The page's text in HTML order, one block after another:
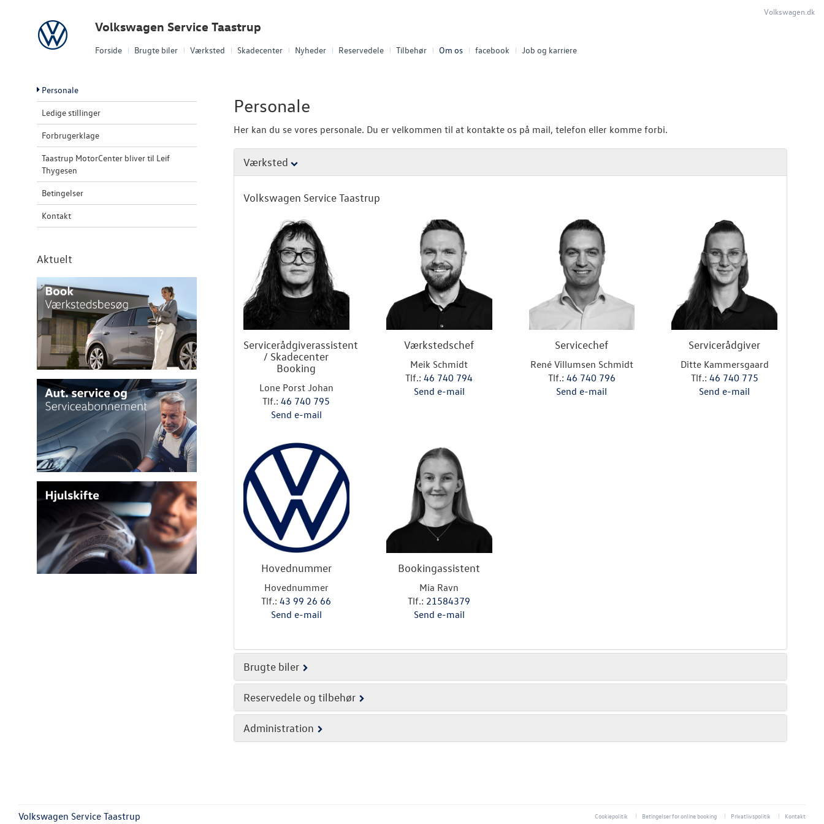
Forside Brugte biler Værksted Skadecenter Nyheder Reservedele Tilbehør Om os facebook Job og karriere
Volkswagen Volkswagen Service Taastrup
Volkswagen.dk
Personale
Ledige stillinger
Forbrugerklage
Taastrup MotorCenter bliver til Leif
Thygesen
Betingelser
Kontakt
Aktuelt
Personale
Her kan du se vores personale. Du er velkommen til at kontakte os på mail, telefon eller komme forbi.
Værksted
Volkswagen Service Taastrup
Servicerådgiverassistent
/ Skadecenter
Booking
Lone Porst Johan
Tlf.:46 740 795
Send e-mail
Værkstedschef
Meik Schmidt
Tlf.:46 740 794
Send e-mail
Servicechef
René Villumsen Schmidt
Tlf.: 46 740 796
Send e-mail
Servicerådgiver
Ditte Kammersgaard
Tlf.: 46 740 775
Send e-mail
Hovednummer
Hovednummer
Tlf.:43 99 26 66
Send e-mail
Bookingassistent
Mia Ravn
Tlf.: 21584379
Send e-mail
Brugte biler
Reservedele og tilbehør
Administration
Volkswagen Service Taastrup Cookiepolitik Betingelser for online booking Privatlivspolitik Kontakt